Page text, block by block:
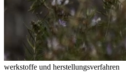
werkstoffe und herstellungsverfahren